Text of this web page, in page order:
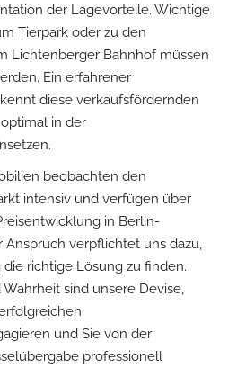
der Lagevorteile. Wichtige
Tierpark oder zu den
Lichtenberger Bahnhof müssen
Ein erfahrener
diese verkaufsfördernden
in der
beobachten den
intensiv und verfügen über
in Berlin-
Anspruch verpflichtet uns dazu,
richtige Lösung zu finden.
sind unsere Devise,
und Sie von der
professionell